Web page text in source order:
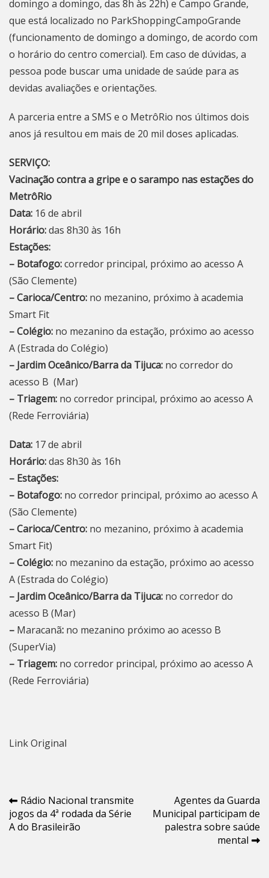
domingo a domingo, das 8h às 22h) e Campo Grande,
que está localizado no ParkShoppingCampoGrande
(funcionamento de domingo a domingo, de acordo com
o horário do centro comercial). Em caso de dúvidas, a
pessoa pode buscar uma unidade de saúde para as
devidas avaliações e orientações.
A parceria entre a SMS e o MetrôRio nos últimos dois
anos já resultou em mais de 20 mil doses aplicadas.
SERVIÇO:
Vacinação contra a gripe e o sarampo nas estações do
MetrôRio
Data: 16 de abril
Horário:das 8h30 às 16h
Estações:
– Botafogo:corredor principal, próximo ao acesso A
(São Clemente)
– Carioca/Centro: no mezanino, próximo à academia
Smart Fit
– Colégio: no mezanino da estação, próximo ao acesso
A (Estrada do Colégio)
– Jardim Oceânico/Barra da Tijuca: no corredor do
acesso B (Mar)
– Triagem: no corredor principal, próximo ao acesso A
(Rede Ferroviária)
Data: 17 de abril
Horário:das 8h30 às 16h
– Estações:
– Botafogo: no corredor principal, próximo ao acesso A
(São Clemente)
– Carioca/Centro: no mezanino, próximo à academia
Smart Fit)
– Colégio: no mezanino da estação, próximo ao acesso
A (Estrada do Colégio)
– Jardim Oceânico/Barra da Tijuca: no corredor do
acesso B (Mar)
– Maracanã: no mezanino próximo ao acesso B
(SuperVia)
– Triagem: no corredor principal, próximo ao acesso A
(Rede Ferroviária)
Link Original
Navegação
de
Rádio Nacional transmite
jogos da 4ª rodada da Série
A do Brasileirão
Agentes da Guarda
Municipal participam de
palestra sobre saúde
mental